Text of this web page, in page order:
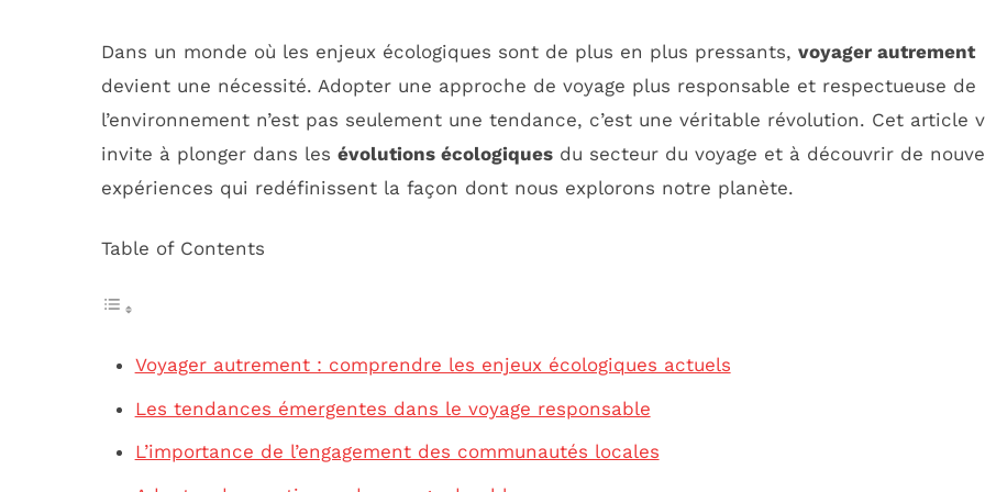
Dans un monde où les enjeux écologiques sont de plus en plus pressants, voyager autrement
devient une nécessité. Adopter une approche de voyage plus responsable et respectueuse de
l’environnement n’est pas seulement une tendance, c’est une véritable révolution. Cet article
invite à plonger dans les évolutions écologiques du secteur du voyage et à découvrir de
expériences qui redéfinissent la façon dont nous explorons notre planète.
Table of Contents
Voyager autrement : comprendre les enjeux écologiques actuels
Les tendances émergentes dans le voyage responsable
L’importance de l’engagement des communautés locales